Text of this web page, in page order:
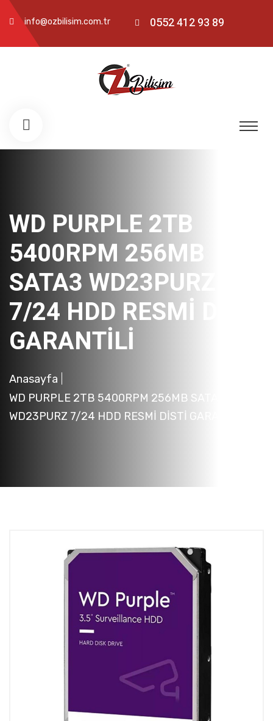
info@ozbilisim.com.tr 0552 412 93 89
WD PURPLE 2TB
5400RPM 256MB
SATA3 WD23PURZ
7/24 HDD RESMİ DİSTİ
GARANTİLİ
Anasayfa
WD PURPLE 2TB 5400RPM 256MB SATA3
WD23PURZ 7/24 HDD RESMİ DİSTİ GARANTİLİ